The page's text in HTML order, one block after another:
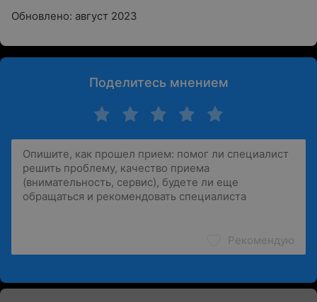
Обновлено: август 2023
Поделитесь мнением
Рекомендую